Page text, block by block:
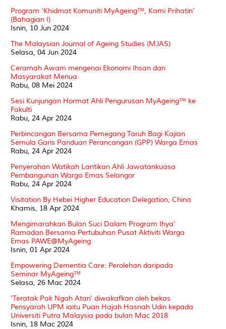
Program ‘Khidmat Komuniti MyAgeing™, Kami Prihatin’
(Bahagian I)
Isnin, 10 Jun 2024
The Malaysian Journal of Ageing Studies (MJAS)
Selasa, 04 Jun 2024
Ceramah Awam mengenai Ekonomi Ihsan dan
Masyarakat Menua
Rabu, 08 Mei 2024
Sesi Kunjungan Hormat Ahli Pengurusan MyAgeing™ ke
Fakulti
Rabu, 24 Apr 2024
Perbincangan Bersama Pemegang Taruh Bagi Kajian
Semula Garis Panduan Perancangan (GPP) Warga Emas
Rabu, 24 Apr 2024
Penyerahan Watikah Lantikan Ahli Jawatankuasa
Pembangunan Warga Emas Selangor
Rabu, 24 Apr 2024
Visitation By Hebei Higher Education Delegation, China
Khamis, 18 Apr 2024
Mengimarahkan Bulan Suci Dalam Program Ihya’
Ramadan Bersama Pertubuhan Pusat Aktiviti Warga
Emas PAWE@MyAgeing
Isnin, 01 Apr 2024
Empowering Dementia Care: Perolehan daripada
Seminar MyAgeing™
Selasa, 26 Mac 2024
'Teratak Pak Ngah Atan' diwakafkan oleh bekas
Pensyarah UPM iaitu Puan Hajah Hasnah Udin kepada
Universiti Putra Malaysia pada bulan Mac 2018
Isnin, 18 Mac 2024